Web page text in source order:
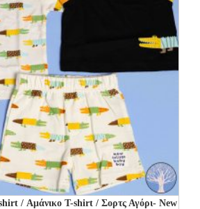
/ Αμάνικο T-shirt / Σορτς Αγόρι- New